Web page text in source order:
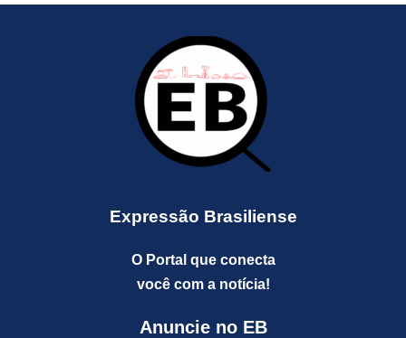
Expressão Brasiliense
O Portal que conecta
você com a notícia!
Anuncie no EB